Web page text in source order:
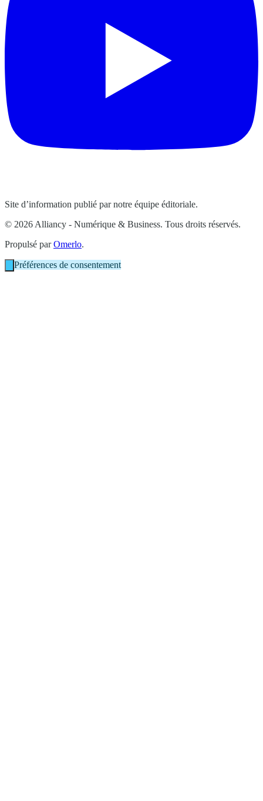
Site d’information publié par notre équipe éditoriale.
© 2026 Alliancy - Numérique & Business. Tous droits réservés.
Propulsé parOmerlo.
Préférences de consentement